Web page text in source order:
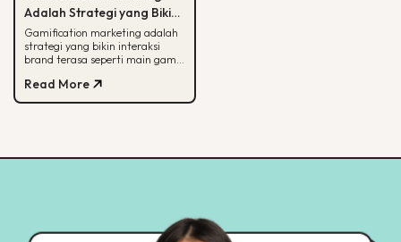
Adalah Strategi yang Bikin
Konsumen Betah, Ini Cara
Kerjanya
Gamification marketing adalah
strategi yang bikin interaksi
brand terasa seperti main game.
cara mulainya di sini.
Read More